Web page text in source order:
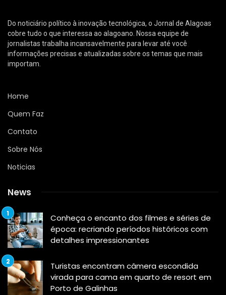
Do noticiário político à inovação tecnológica, o Jornal de Alagoas
cobre tudo o que interessa ao alagoano. Nossa equipe de
jornalistas trabalha incansavelmente para levar até você
informações precisas e atualizadas sobre os temas que mais
importam.
Home
Quem Faz
Contato
Sobre Nós
Noticias
News
Conheça o encanto dos filmes e séries de
época: recriando períodos históricos com
detalhes impressionantes
Turistas encontram câmera escondida
virada para cama em quarto de resort em
Porto de Galinhas